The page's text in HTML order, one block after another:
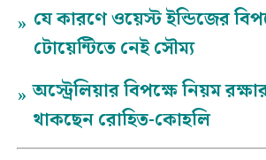
» যে কারণে ওয়েস্ট ইন্ডিজের
টোয়েন্টিতে নেই সৌম্য
» অস্ট্রেলিয়ার বিপক্ষে নিয়ম
থাকছেন রোহিত-কোহলি